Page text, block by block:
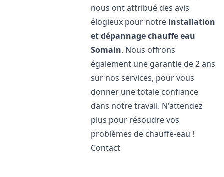
nous ont attribué des avis
élogieux pour notre installation
et dépannage chauffe eau
Somain. Nous offrons
également une garantie de 2 ans
sur nos services, pour vous
donner une totale confiance
dans notre travail. N'attendez
plus pour résoudre vos
problèmes de chauffe-eau !
Contact